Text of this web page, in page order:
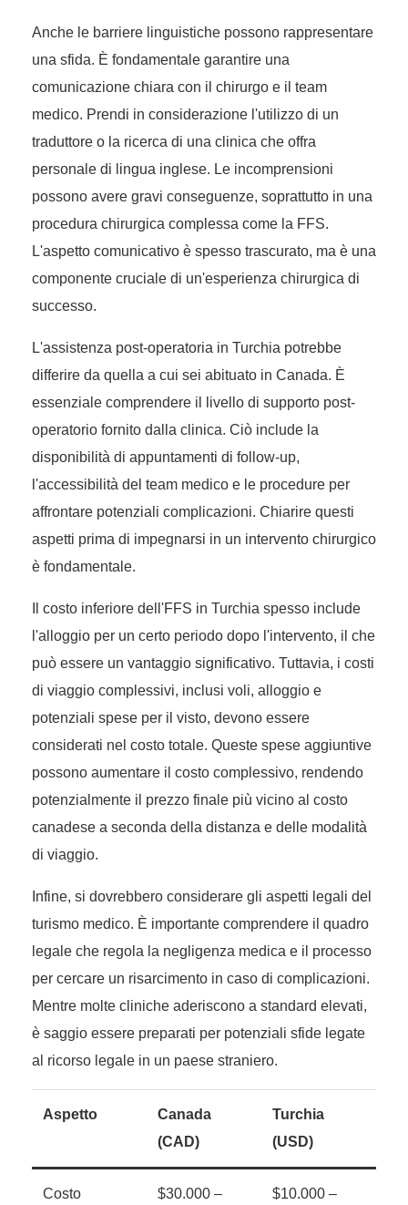
Anche le barriere linguistiche possono rappresentare
una sfida. È fondamentale garantire una
comunicazione chiara con il chirurgo e il team
medico. Prendi in considerazione l'utilizzo di un
traduttore o la ricerca di una clinica che offra
personale di lingua inglese. Le incomprensioni
possono avere gravi conseguenze, soprattutto in una
procedura chirurgica complessa come la FFS.
L'aspetto comunicativo è spesso trascurato, ma è una
componente cruciale di un'esperienza chirurgica di
successo.
L'assistenza post-operatoria in Turchia potrebbe
differire da quella a cui sei abituato in Canada. È
essenziale comprendere il livello di supporto post-
operatorio fornito dalla clinica. Ciò include la
disponibilità di appuntamenti di follow-up,
l'accessibilità del team medico e le procedure per
affrontare potenziali complicazioni. Chiarire questi
aspetti prima di impegnarsi in un intervento chirurgico
è fondamentale.
Il costo inferiore dell'FFS in Turchia spesso include
l'alloggio per un certo periodo dopo l'intervento, il che
può essere un vantaggio significativo. Tuttavia, i costi
di viaggio complessivi, inclusi voli, alloggio e
potenziali spese per il visto, devono essere
considerati nel costo totale. Queste spese aggiuntive
possono aumentare il costo complessivo, rendendo
potenzialmente il prezzo finale più vicino al costo
canadese a seconda della distanza e delle modalità
di viaggio.
Infine, si dovrebbero considerare gli aspetti legali del
turismo medico. È importante comprendere il quadro
legale che regola la negligenza medica e il processo
per cercare un risarcimento in caso di complicazioni.
Mentre molte cliniche aderiscono a standard elevati,
è saggio essere preparati per potenziali sfide legate
al ricorso legale in un paese straniero.
Aspetto
Canada
(CAD)
Turchia
(USD)
Costo
$30.000 –
$10.000 –